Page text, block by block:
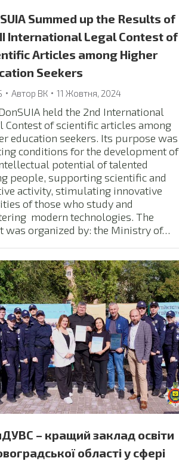
Summed up the Results of
International Legal Contest of
Articles among Higher
Seekers
Автор ВК 11 Жовтня, 2024
held the 2nd International
Contest of scientific articles among
education seekers. Its purpose was
conditions for the development of
potential of talented
people, supporting scientific and
activity, stimulating innovative
of those who study and
modern technologies. The
was organized by: the Ministry of…
– кращий заклад освіти
області у сфері